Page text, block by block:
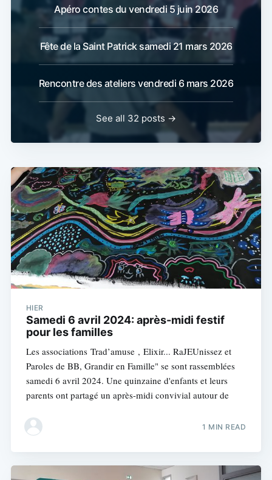
Apéro contes du vendredi 5 juin 2026
Fête de la Saint Patrick samedi 21 mars 2026
Rencontre des ateliers vendredi 6 mars 2026
See all 32 posts →
HIER
Samedi 6 avril 2024: après-midi festif
pour les familles
Les associations Trad’amuse , Elixir... RaJEUnissez et
Paroles de BB, Grandir en Famille" se sont rassemblées
samedi 6 avril 2024. Une quinzaine d'enfants et leurs
parents ont partagé un après-midi convivial autour de
1 MIN READ